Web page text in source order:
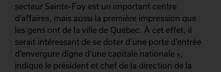
secteur Sainte-Foy est un important centre
d’affaires, mais aussi la première impression que
les gens ont de la ville de Québec. À cet effet, il
serait intéressant de se doter d’une porte d’entrée
d’envergure digne d’une capitale nationale »,
indique le président et chef de la direction de la